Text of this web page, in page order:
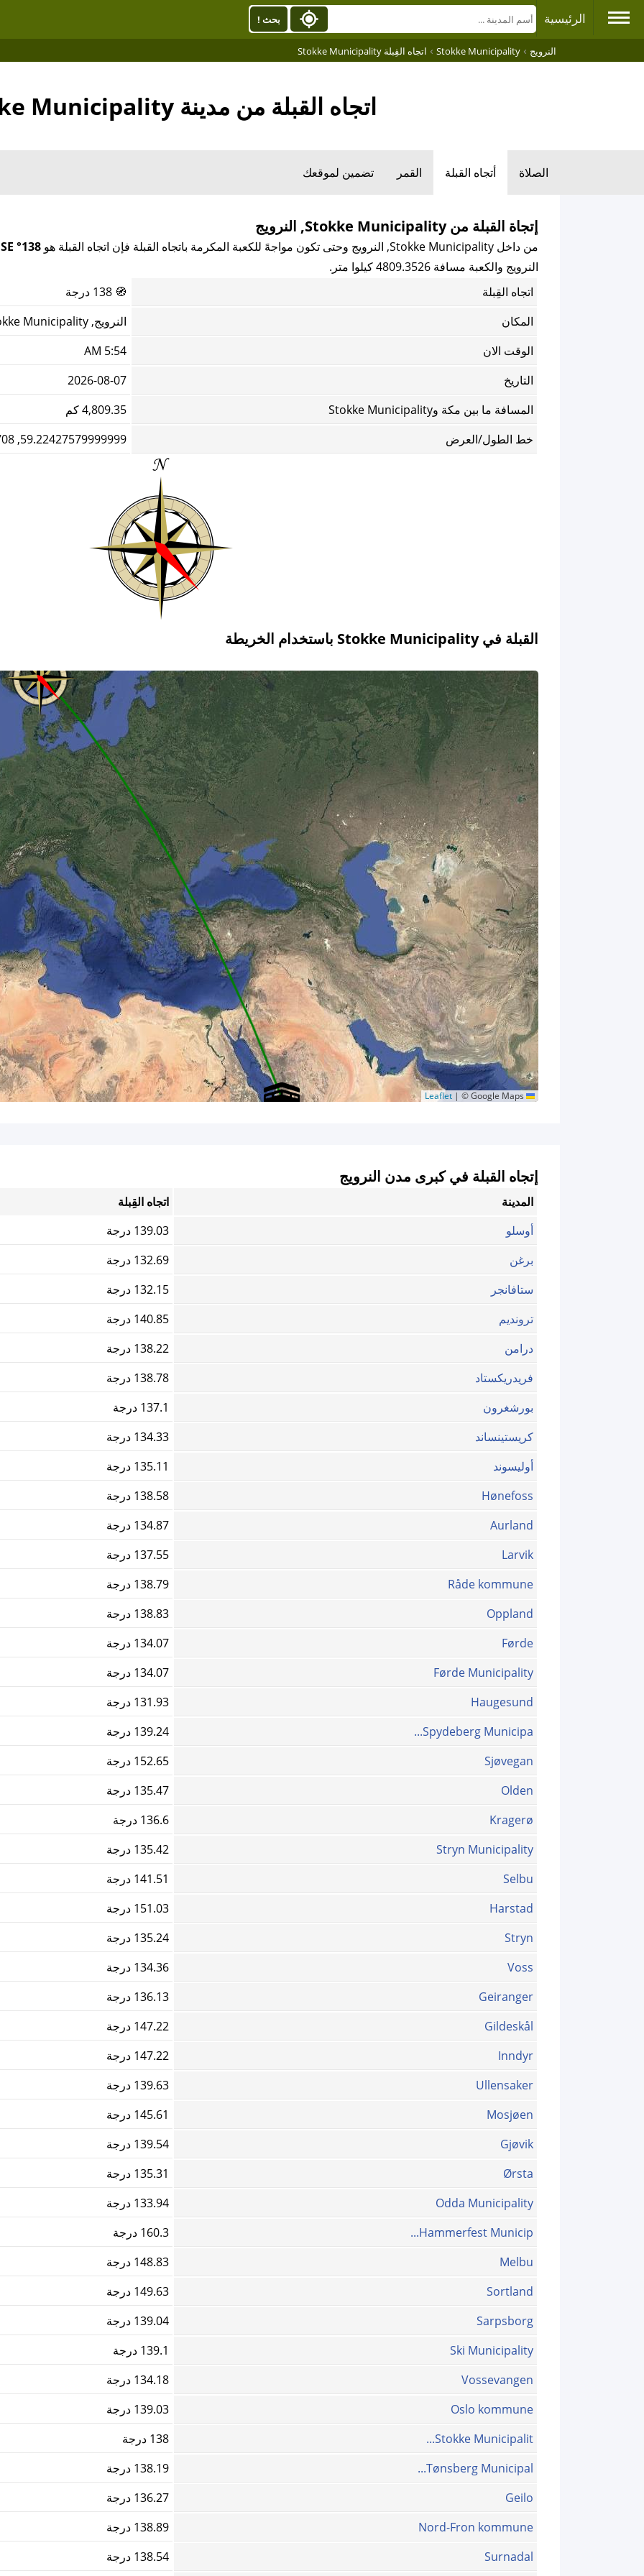
الرئيسية بحث !
النرويج ›
Stokke Municipality
› اتجاه القِبلة Stokke Municipality
اتجاه القبلة من مدينة Stokke Municipality
الصلاة أتجاه القبلة القمر تضمين لموقعك
إتجاة القبلة من Stokke Municipality, النرويج
من داخل Stokke Municipality, النرويج وحتى تكون مواجهً للكعبة المكرمة باتجاه القبلة فإن اتجاه القبلة هو
138° SE
النرويج والكعبة مسافة 4809.3526 كيلوا متر.
اتجاه القِبلة
🧭
المكان
النرويج, Stokke Municipality
الوقت الان
5:54 AM
التاريخ
2026-08-07
المسافة ما بين مكة وStokke Municipality
4,809.35 كم
خط الطول/العرض
59.22427579999999, 10.3187708
القبلة في Stokke Municipality باستخدام الخريطة
| © Google Maps
إتجاه القبلة في كبرى مدن النرويج
المدينة
اتجاه القِبلة
أوسلو
139.03 درجة
برغن
132.69 درجة
ستافانجر
132.15 درجة
ترونديم
140.85 درجة
درامن
138.22 درجة
فريدريكستاد
138.78 درجة
بورشغرون
137.1 درجة
كريستينساند
134.33 درجة
أوليسوند
135.11 درجة
Hønefoss
138.58 درجة
Aurland
134.87 درجة
Larvik
137.55 درجة
Råde kommune
138.79 درجة
Oppland
138.83 درجة
Førde
134.07 درجة
Førde Municipality
134.07 درجة
Haugesund
131.93 درجة
Spydeberg Municipa...
139.24 درجة
Sjøvegan
152.65 درجة
Olden
135.47 درجة
Kragerø
136.6 درجة
Stryn Municipality
135.42 درجة
Selbu
141.51 درجة
Harstad
151.03 درجة
Stryn
135.24 درجة
Voss
134.36 درجة
Geiranger
136.13 درجة
Gildeskål
147.22 درجة
Inndyr
147.22 درجة
Ullensaker
139.63 درجة
Mosjøen
145.61 درجة
Gjøvik
139.54 درجة
Ørsta
135.31 درجة
Odda Municipality
133.94 درجة
Hammerfest Municip...
160.3 درجة
Melbu
148.83 درجة
Sortland
149.63 درجة
Sarpsborg
139.04 درجة
Ski Municipality
139.1 درجة
Vossevangen
134.18 درجة
Oslo kommune
139.03 درجة
Stokke Municipalit...
138 درجة
Tønsberg Municipal...
138.19 درجة
Geilo
136.27 درجة
Nord-Fron kommune
138.89 درجة
Surnadal
138.54 درجة